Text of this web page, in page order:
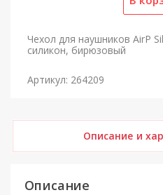
Чехол для наушников AirP
силикон, бирюзовый
Артикул: 264209
Описание и
Описание